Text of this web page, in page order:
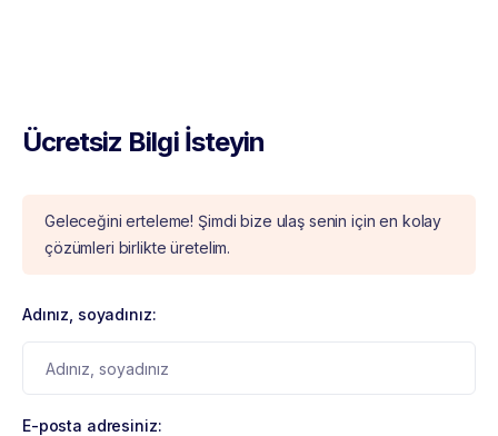
Ücretsiz Bilgi İsteyin
Geleceğini erteleme! Şimdi bize ulaş senin için en kolay
çözümleri birlikte üretelim.
Adınız, soyadınız:
E-posta adresiniz: